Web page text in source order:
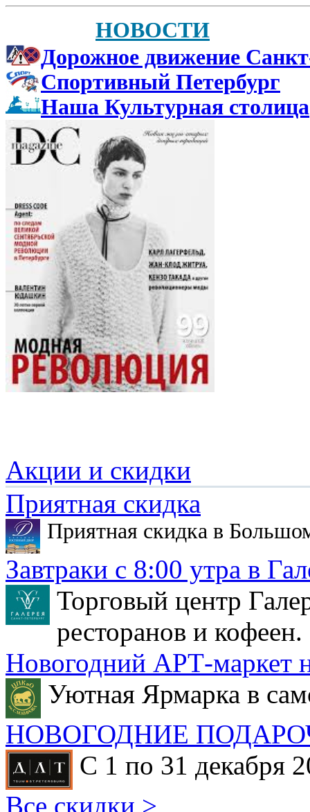
НОВОСТИ
Дорожное движение
Спортивный Петербург
Наша Культурная столица
Акции и скидки
Приятная скидка
Приятная скидка в
Завтраки с 8:00 утра в
Торговый центр
ресторанов и кофеен.
Новогодний АРТ-маркет
Уютная Ярмарка в
НОВОГОДНИЕ
С 1 по 31 декабря
Все скидки >